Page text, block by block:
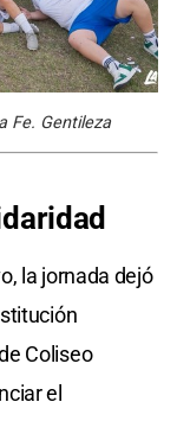
Fe. Gentileza
la jornada dejó
Coliseo
el